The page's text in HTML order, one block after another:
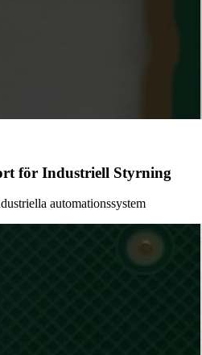
för Industriell Styrning
automationssystem